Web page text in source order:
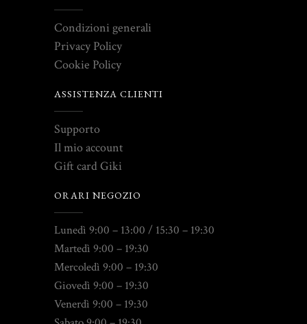
Condizioni generali
Privacy Policy
Cookie Policy
ASSISTENZA CLIENTI
Supporto
Il mio account
Gift card Giki
ORARI NEGOZIO
Lunedì 9:00 – 13:00 / 15:30 – 19:30
Martedì 9:00 – 19:30
Mercoledì 9:00 – 19:30
Giovedì 9:00 – 19:30
Venerdì 9:00 – 19:30